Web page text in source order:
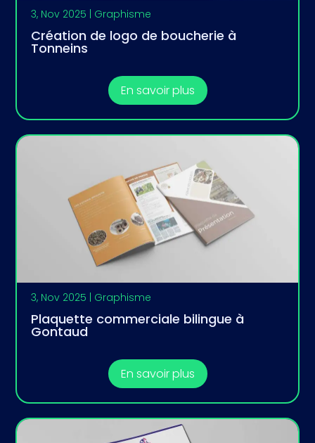
3, Nov 2025 Graphisme
Création de logo de boucherie à
Tonneins
En savoir plus
3, Nov 2025 Graphisme
Plaquette commerciale bilingue à
Gontaud
En savoir plus